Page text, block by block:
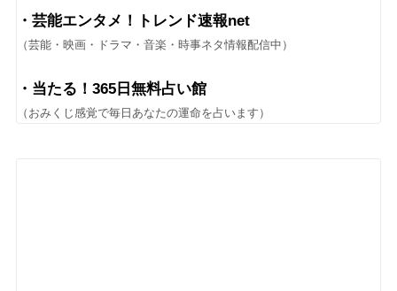
・芸能エンタメ！トレンド速報net
（芸能・映画・ドラマ・音楽・時事ネタ情報配信中）
・当たる！365日無料占い館
（おみくじ感覚で毎日あなたの運命を占います）